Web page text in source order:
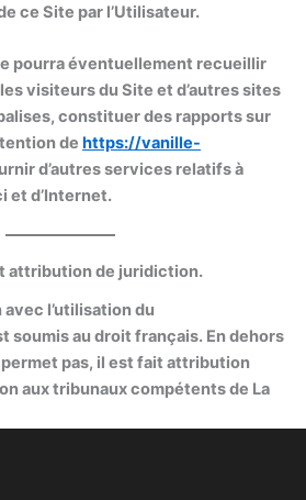
ce Site par l’Utilisateur.
pourra éventuellement recueillir
visiteurs du Site et d’autres sites
constituer des rapports sur
de https://vanille-
d’autres services relatifs à
et d’Internet.
attribution de juridiction.
l’utilisation du
soumis au droit français. En dehors
permet pas, il est fait attribution
aux tribunaux compétents de La